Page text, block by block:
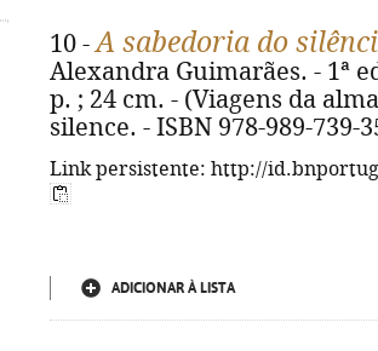
10 -A sabedoria do
Alexandra Guimarães. - 1ª
p. ; 24 cm. - (Viagens da
silence. - ISBN 978-989-739-
Link persistente: http://
ADICIONAR À LISTA